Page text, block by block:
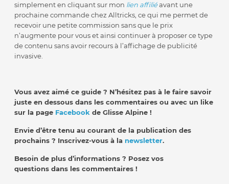
simplement en cliquant sur mon lien affiliéavant une
prochaine commande chez Alltricks, ce qui me permet de
recevoir une petite commission sans que le prix
n’augmente pour vous et ainsi continuer à proposer ce type
de contenu sans avoir recours à l’affichage de publicité
invasive.
Vous avez aimé ce guide ? N’hésitez pas à le faire savoir
juste en dessous dans les commentaires ou avec un like
sur la page Facebook de Glisse Alpine !
Envie d’être tenu au courant de la publication des
prochains ? Inscrivez-vous à la newsletter.
Besoin de plus d’informations ? Posez vos
questions dans les commentaires !